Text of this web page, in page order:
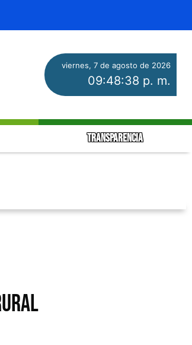
viernes, 7 de agosto de 2026
09:48:40 p. m.
TRANSPARENCIA